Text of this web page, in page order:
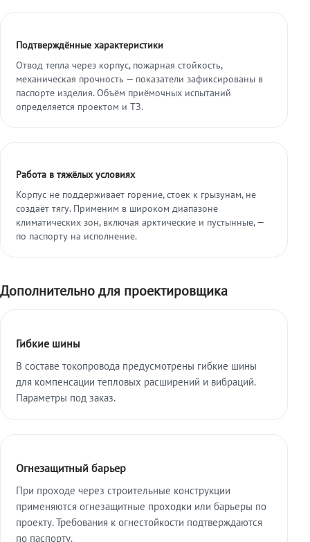
Подтверждённые характеристики
Отвод тепла через корпус, пожарная стойкость,
механическая прочность — показатели зафиксированы в
паспорте изделия. Объём приёмочных испытаний
определяется проектом и ТЗ.
Работа в тяжёлых условиях
Корпус не поддерживает горение, стоек к грызунам, не
создаёт тягу. Применим в широком диапазоне
климатических зон, включая арктические и пустынные, —
по паспорту на исполнение.
Дополнительно для проектировщика
Гибкие шины
В составе токопровода предусмотрены гибкие шины
для компенсации тепловых расширений и вибраций.
Параметры под заказ.
Огнезащитный барьер
При проходе через строительные конструкции
применяются огнезащитные проходки или барьеры по
проекту. Требования к огнестойкости подтверждаются
по паспорту.